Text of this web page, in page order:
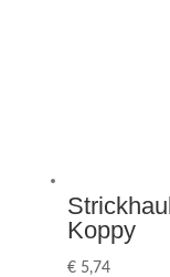
Koppy
€5,74